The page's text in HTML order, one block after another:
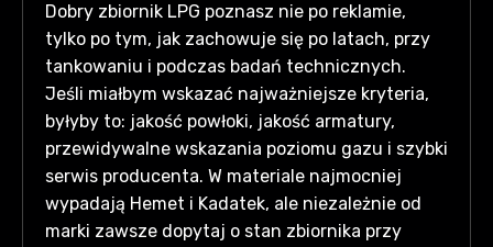
Dobry zbiornik LPG poznasz nie po reklamie,
tylko po tym, jak zachowuje się po latach, przy
tankowaniu i podczas badań technicznych.
Jeśli miałbym wskazać najważniejsze kryteria,
byłyby to: jakość powłoki, jakość armatury,
przewidywalne wskazania poziomu gazu i szybki
serwis producenta. W materiale najmocniej
wypadają Hemet i Kadatek, ale niezależnie od
marki zawsze dopytaj o stan zbiornika przy